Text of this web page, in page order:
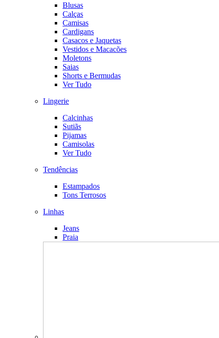
Blusas
Calças
Camisas
Cardigans
Casacos e Jaquetas
Vestidos e Macacões
Moletons
Saias
Shorts e Bermudas
Ver Tudo
Lingerie
Calcinhas
Sutiãs
Pijamas
Camisolas
Ver Tudo
Tendências
Estampados
Tons Terrosos
Linhas
Jeans
Praia